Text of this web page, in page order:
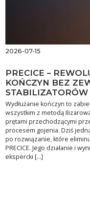
2026-07-15
PRECICE –
KOŃCZYN BEZ
STABILIZATORÓW
Wydłużanie kończyn to
wszystkim z metodą
prętami przechodzącymi
procesem gojenia. Dziś
po rozwiązanie, które
PRECICE. Jego działanie i
ekspercki […]